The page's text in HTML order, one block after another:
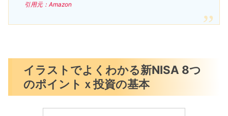
引用元：Amazon
イラストでよくわかる新NISA 8つ
のポイントｘ投資の基本